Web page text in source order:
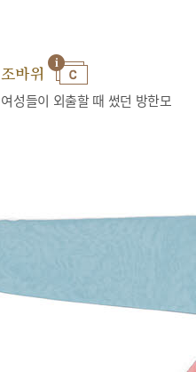
조바위
여성들이 외출할 때 썼던 방한모